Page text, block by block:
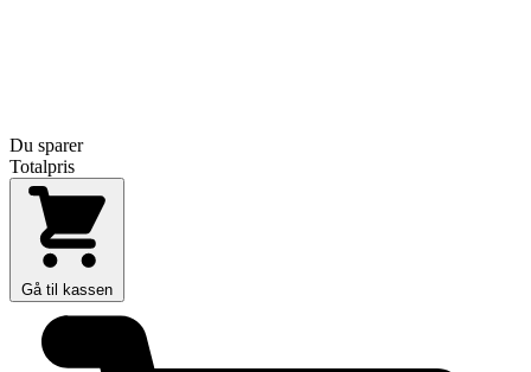
Du sparer
Totalpris
Gå til kassen